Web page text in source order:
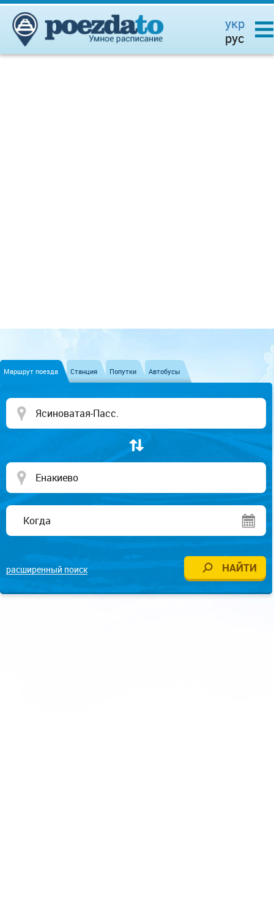
укр
рус
Маршрут поезда Станция Попутки Автобусы
расширенный поиск